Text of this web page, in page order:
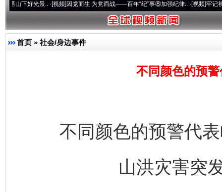
频]因党而生 为党而战——百年“纪”事⑧加强纪律..·[视频]牢记初心使命 奋进复兴征
首页 » 社会/身边事件
不同颜色的预
不同颜色的预警代表
山洪灾害突